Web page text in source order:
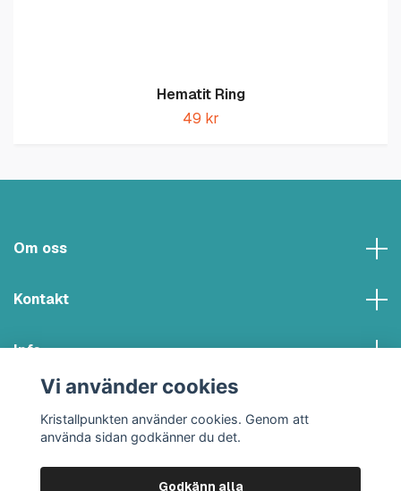
Hematit Ring
49 kr
Om oss
Kontakt
Info
Vi använder cookies
Kristallpunkten använder cookies. Genom att
använda sidan godkänner du det.
Godkänn alla